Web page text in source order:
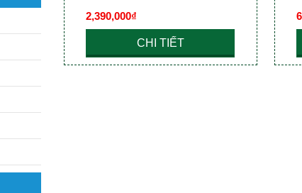
2,390,000₫
CHI TIẾT